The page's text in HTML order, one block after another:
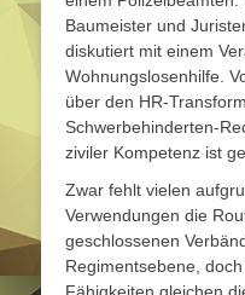
Baumeister und
diskutiert mit einem
Wohnungslosenhilfe.
über den HR-
Schwerbehinderten-
ziviler Kompetenz ist
Zwar fehlt vielen
Verwendungen die
geschlossenen
Regimentsebene,